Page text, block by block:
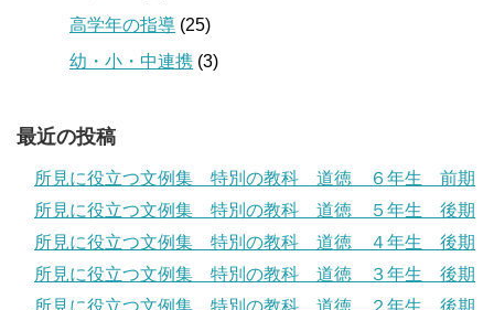
高学年の指導 (25)
幼・小・中連携 (3)
最近の投稿
所見に役立つ文例集 特別の教科 道徳 ６年生 前期
所見に役立つ文例集 特別の教科 道徳 ５年生 後期
所見に役立つ文例集 特別の教科 道徳 ４年生 後期
所見に役立つ文例集 特別の教科 道徳 ３年生 後期
所見に役立つ文例集 特別の教科 道徳 ２年生 後期